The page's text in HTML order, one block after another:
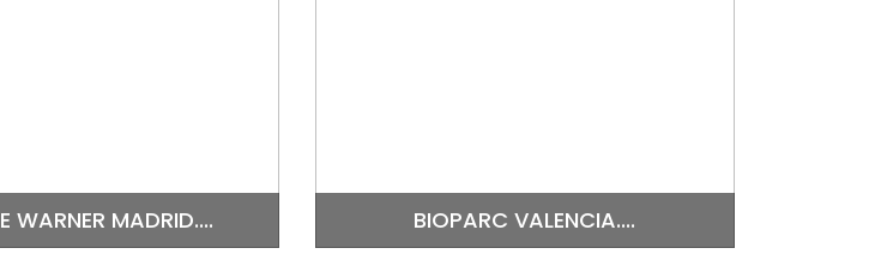
WARNER MADRID.... BIOPARC VALENCIA....